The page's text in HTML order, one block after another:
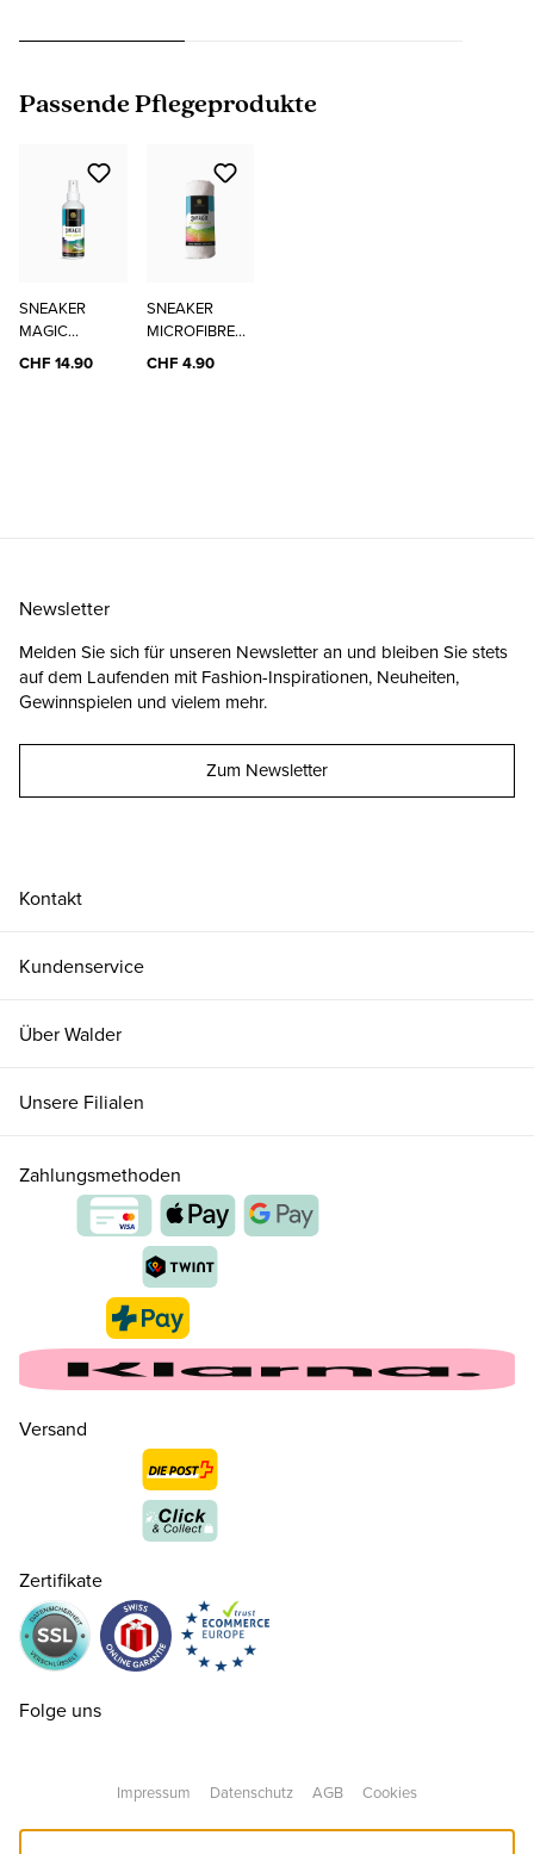
Produktgalerie überspringen
Passende Pflegeprodukte
SNEAKER
MAGIC
CLEANER
CHF 14.90
SNEAKER
MICROFIBRE
CLOTH
CHF 4.90
Kontakt
Kundenservice
Über Walder
Unsere Filialen
Newsletter
Melden Sie sich für unseren Newsletter an und bleiben Sie stets
auf dem Laufenden mit Fashion-Inspirationen, Neuheiten,
Gewinnspielen und vielem mehr.
Zum Newsletter
Zahlungsmethoden
Versand
Zertifikate
Folge uns
Impressum Datenschutz AGB Cookies